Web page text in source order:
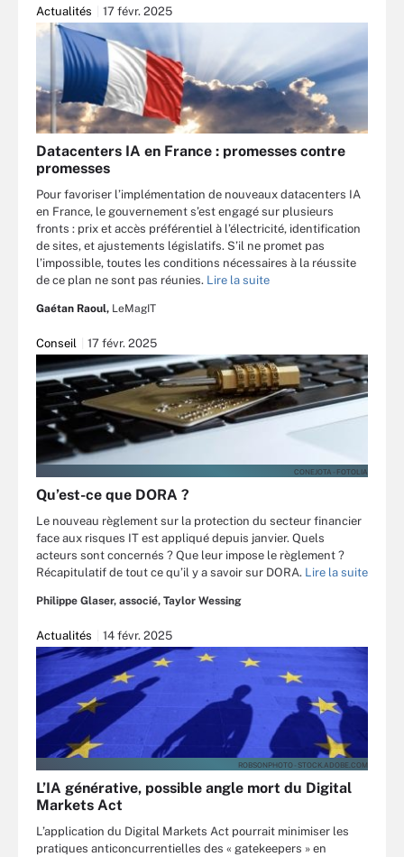
Actualités 17 févr. 2025
Datacenters IA en France : promesses contre
promesses
Pour favoriser l’implémentation de nouveaux datacenters IA
en France, le gouvernement s’est engagé sur plusieurs
fronts : prix et accès préférentiel à l’électricité, identification
de sites, et ajustements législatifs. S’il ne promet pas
l’impossible, toutes les conditions nécessaires à la réussite
de ce plan ne sont pas réunies. Lire la suite
Gaétan Raoul, LeMagIT
Conseil 17 févr. 2025
CONEJOTA - FOTOLIA
Qu’est-ce que DORA ?
Le nouveau règlement sur la protection du secteur financier
face aux risques IT est appliqué depuis janvier. Quels
acteurs sont concernés ? Que leur impose le règlement ?
Récapitulatif de tout ce qu’il y a savoir sur DORA. Lire la suite
Philippe Glaser, associé, Taylor Wessing
Actualités 14 févr. 2025
ROBSONPHOTO - STOCK.ADOBE.COM
L’IA générative, possible angle mort du Digital
Markets Act
L’application du Digital Markets Act pourrait minimiser les
pratiques anticoncurrentielles des « gatekeepers » en